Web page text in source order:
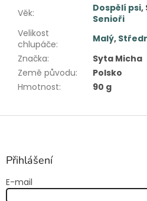
Věk: Dospělí psi,
Senioři
Velikost
chlupáče: Malý,
Značka:
Syta Micha
Země původu:
Polsko
Hmotnost: 90 g
Z
Přihlášení
E-mail